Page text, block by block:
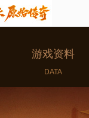
游戏资料
DATA